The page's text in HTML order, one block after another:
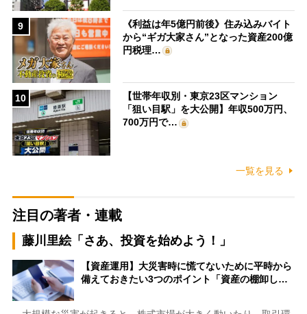
9
《利益は年5億円前後》住み込みバイト
から“ギガ大家さん”となった資産200億
円税理…
10
【世帯年収別・東京23区マンション
「狙い目駅」を大公開】年収500万円、
700万円で…
一覧を見る
注目の著者・連載
藤川里絵「さあ、投資を始めよう！」
【資産運用】大災害時に慌てないために平時から
備えておきたい3つのポイント「資産の棚卸し…